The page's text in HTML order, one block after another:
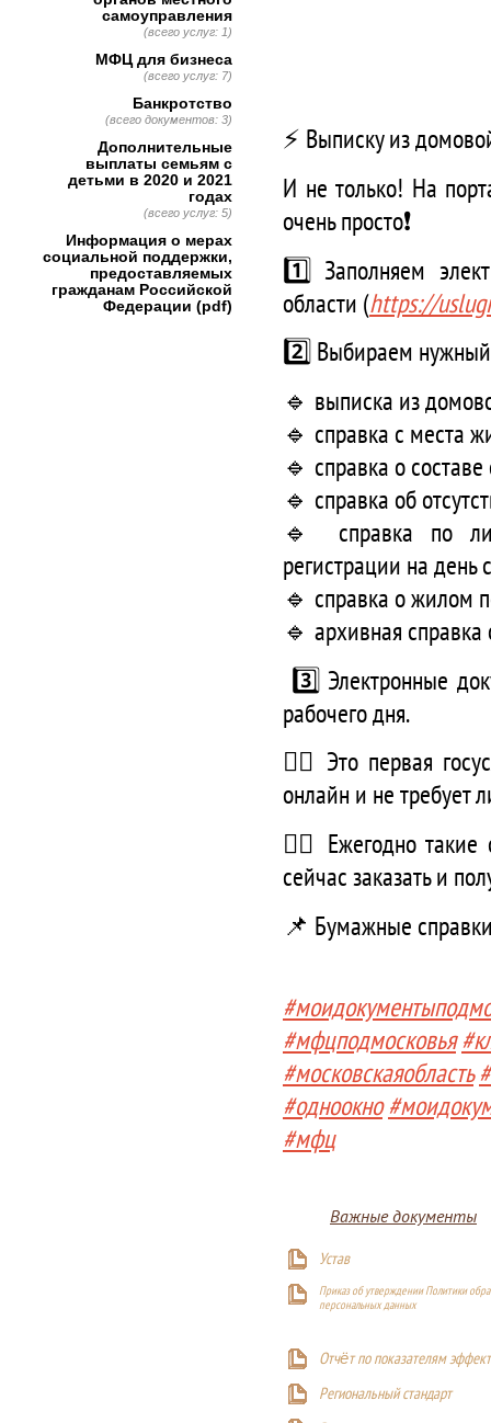
⚡️ Выписку из
И не только! На
очень просто❗️
1️⃣ Заполняем
области (https://
2️⃣ Выбираем
🔹 выписка из
🔹 справка с места
🔹 справка о
🔹 справка об
🔹 справка по
регистрации на день
🔹 справка о жилом
🔹 архивная
3️⃣ Электронные
рабочего дня.
👍🏻 Это первая
онлайн и не требует
☝🏻 Ежегодно
сейчас заказать и
📌 Бумажные
#мфцподмосковья
#московскаяобласть
#одноокно
#мфц
Важные документы
Устав
Приказ об утверждении Политики
персональных данных
Отчёт по показателям
Региональный стандарт
самоуправления
(всего услуг: 1)
МФЦ для бизнеса
(всего услуг: 7)
Банкротство
(всего документов: 3)
Дополнительные
выплаты семьям с
детьми в 2020 и 2021
годах
(всего услуг: 5)
Информация о мерах
социальной поддержки,
предоставляемых
гражданам Российской
Федерации (pdf)